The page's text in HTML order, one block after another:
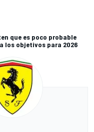
que es poco probable
los objetivos para 2026